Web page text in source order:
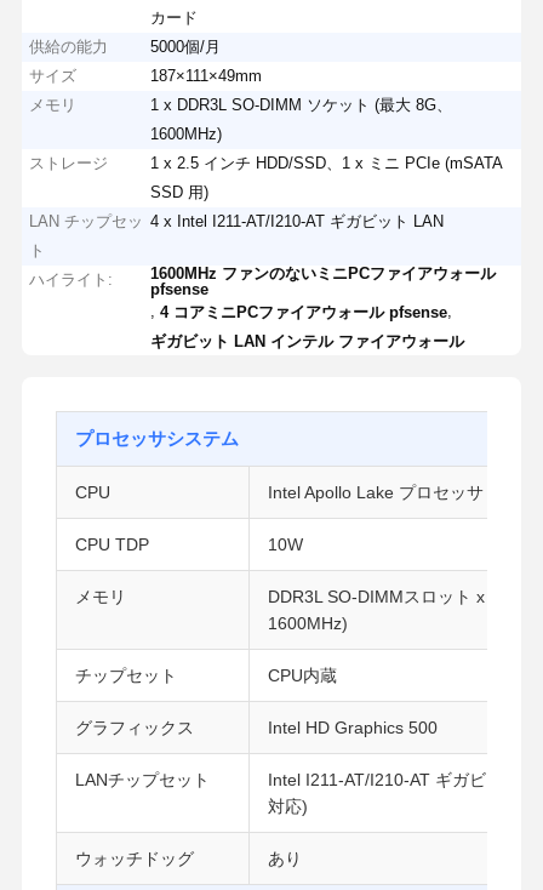
カード
供給の能力
5000個/月
サイズ
187×111×49mm
メモリ
1 x DDR3L SO-DIMM ソケット (最大 8G、
1600MHz)
ストレージ
1 x 2.5 インチ HDD/SSD、1 x ミニ PCIe (mSATA
SSD 用)
LAN チップセッ
ト
4 x Intel I211-AT/I210-AT ギガビット LAN
ハイライト:
1600MHz ファンのないミニPCファイアウォール
pfsense
,4 コアミニPCファイアウォール pfsense
ギガビット LAN インテル ファイアウォール
プロセッサシステム
CPU Intel Apollo Lake プロセッサ
CPU TDP 10W
メモリ
DDR3L SO-DIMMスロット x 1 (最
1600MHz)
チップセット CPU内蔵
グラフィックス Intel HD Graphics 500
LANチップセット
Intel I211-AT/I210-AT ギガビット
対応)
ウォッチドッグ あり